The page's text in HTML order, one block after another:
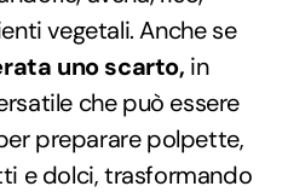
vegetali. Anche se
uno scarto, in
che può essere
preparare polpette,
e dolci, trasformando